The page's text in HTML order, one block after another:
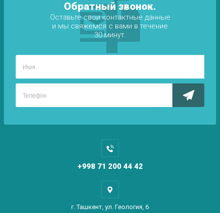
Обратный звонок.
Оставьте свои контактные данные
и мы свяжемся с вами в течение
30 минут.
+998 71 200 44 42
г. Ташкент, ул. Геология, 6